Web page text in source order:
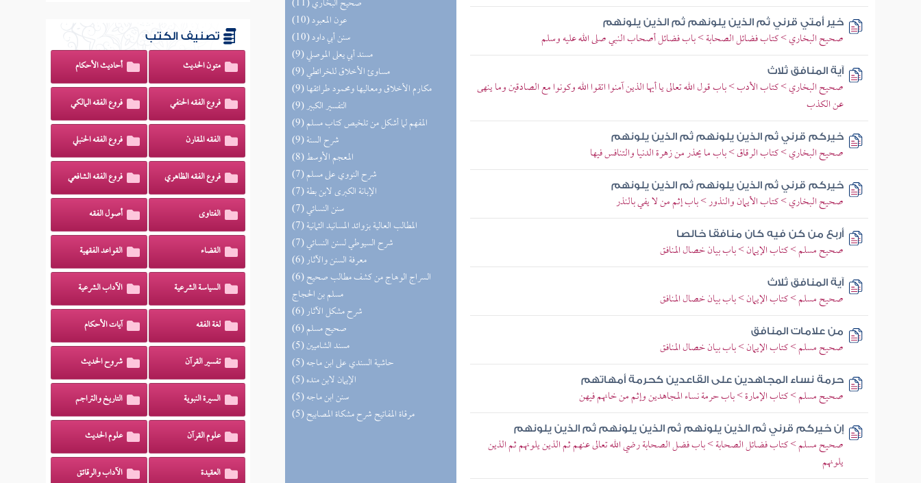
(10) عون المعبود
(10) سنن أبي داود
(9) مسند أبي يعلى الموصلي
(9) مساوئ الأخلاق للخرائطي
(9) مكارم الأخلاق ومعاليها ومحمود طرائقها
(9) التفسير الكبير
(9) المفهم لما أشكل من تلخيص كتاب مسلم
(9) شرح السنة
(8) المعجم الأوسط
(7) شرح النووي على مسلم
(7) الإبانة الكبرى لابن بطة
(7) سنن النسائي
(7) المطالب العالية بزوائد المسانيد الثمانية
(7) شرح السيوطي لسنن النسائي
(6) معرفة السنن والآثار
(6) السراج الوهاج من كشف مطالب صحيح
مسلم بن الحجاج
(6) شرح مشكل الآثار
(6) صحيح مسلم
(5) مسند الشاميين
(5) حاشية السندي على ابن ماجه
(5) الإيمان لابن منده
(5) سنن ابن ماجه
(5) مرقاة المفاتيح شرح مشكاة المصابيح
خير أمتي قرني ثم الذين يلونهم ثم الذين يلونهم
صحيح البخاري > كتاب فضائل الصحابة > باب فضائل أصحاب النبي صلى الله عليه وسلم
آية المنافق ثلاث
صحيح البخاري > كتاب الأدب > باب قول الله تعالى يا أيها الذين آمنوا اتقوا الله وكونوا مع الصادقين وما ينهى
عن الكذب
خيركم قرني ثم الذين يلونهم ثم الذين يلونهم
صحيح البخاري > كتاب الرقاق > باب ما يحذر من زهرة الدنيا والتنافس فيها
خيركم قرني ثم الذين يلونهم ثم الذين يلونهم
صحيح البخاري > كتاب الأيمان والنذور > باب إثم من لا يفي بالنذر
أربع من كن فيه كان منافقا خالصا
صحيح مسلم > كتاب الإيمان > باب بيان خصال المنافق
آية المنافق ثلاث
صحيح مسلم > كتاب الإيمان > باب بيان خصال المنافق
من علامات المنافق
صحيح مسلم > كتاب الإيمان > باب بيان خصال المنافق
حرمة نساء المجاهدين على القاعدين كحرمة أمهاتهم
صحيح مسلم > كتاب الإمارة > باب حرمة نساء المجاهدين وإثم من خانهم فيهن
إن خيركم قرني ثم الذين يلونهم ثم الذين يلونهم ثم الذين يلونهم
صحيح مسلم > كتاب فضائل الصحابة > باب فضل الصحابة رضي الله تعالى عنهم ثم الذين يلونهم ثم الذين
يلونهم
تصنيف الكتب
متون الحديث أحاديث الأحكام
فروع الفقه الحنفي فروع الفقه المالكي
الفقه المقارن فروع الفقه الحنبلي
فروع الفقه الظاهري فروع الفقه الشافعي
الفتاوى أصول الفقه
القضاء القواعد الفقهية
السياسة الشرعية الآداب الشرعية
لغة الفقه آيات الأحكام
تفسير القرآن شروح الحديث
السيرة النبوية التاريخ والتراجم
علوم القرآن علوم الحديث
العقيدة الآداب والرقائق